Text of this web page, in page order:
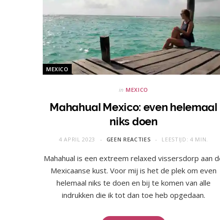
MEXICO
in MEXICO
Mahahual Mexico: even helemaal
niks doen
4 APRIL 2023 GEEN REACTIES LEESTIJD: 4 MIN.
Mahahual is een extreem relaxed vissersdorp aan
Mexicaanse kust. Voor mij is het de plek om even
helemaal niks te doen en bij te komen van alle
indrukken die ik tot dan toe heb opgedaan.